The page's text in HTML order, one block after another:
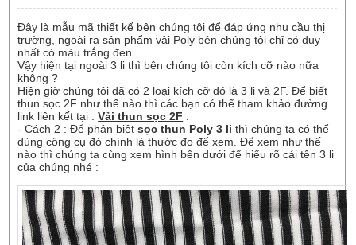
Đây là mẫu mã thiết kế bên chúng tôi để đáp ứng nhu cầu thị
trường, ngoài ra sản phẩm vải Poly bên chúng tôi chỉ có duy
nhất có màu trắng đen.
Vậy hiện tại ngoài 3 li thì bên chúng tôi còn kích cỡ nào nữa
không ?
Hiện giờ chúng tôi đã có 2 loại kích cỡ đó là 3 li và 2F. Để biết
thun sọc 2F như thế nào thì các bạn có thể tham khảo đường
link liên kết tại :Vải thun sọc 2F .
- Cách 2 : Để phân biệt sọc thun Poly 3 lithì chúng ta có thể
dùng công cụ đó chính là thước đo để xem. Để xem như thế
nào thì chúng ta cùng xem hình bên dưới để hiểu rõ cái tên 3 li
của chúng nhé :